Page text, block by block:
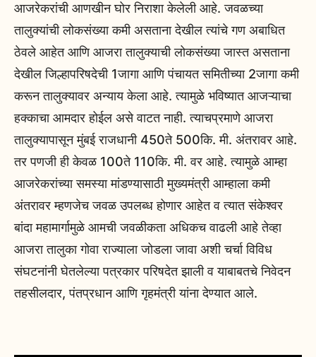
आजरेकरांची आणखीन घोर निराशा केलेली आहे. जवळच्या
तालुक्यांची लोकसंख्या कमी असताना देखील त्यांचे गण अबाधित
ठेवले आहेत आणि आजरा तालुक्याची लोकसंख्या जास्त असताना
देखील जिल्हापरिषदेची 1जागा आणि पंचायत समितीच्या 2जागा कमी
करून तालुक्यावर अन्याय केला आहे. त्यामुळे भविष्यात आजऱ्याचा
हक्काचा आमदार होईल असे वाटत नाही. त्याचप्रमाणे आजरा
तालुक्यापासून मुंबई राजधानी 450ते 500कि. मी. अंतरावर आहे.
तर पणजी ही केवळ 100ते 110कि. मी. वर आहे. त्यामुळे आम्हा
आजरेकरांच्या समस्या मांडण्यासाठी मुख्यमंत्री आम्हाला कमी
अंतरावर म्हणजेच जवळ उपलब्ध होणार आहेत व त्यात संकेश्वर
बांदा महामार्गामुळे आमची जवळीकता अधिकच वाढली आहे तेव्हा
आजरा तालुका गोवा राज्याला जोडला जावा अशी चर्चा विविध
संघटनांनी घेतलेल्या पत्रकार परिषदेत झाली व याबाबतचे निवेदन
तहसीलदार, पंतप्रधान आणि गृहमंत्री यांना देण्यात आले.